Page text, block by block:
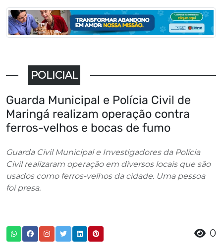
POLICIAL
Guarda Municipal e Polícia Civil de
Maringá realizam operação contra
ferros-velhos e bocas de fumo
Guarda Civil Municipal e Investigadores da Polícia
Civil realizaram operação em diversos locais que são
usados como ferros-velhos da cidade. Uma pessoa
foi presa.
0